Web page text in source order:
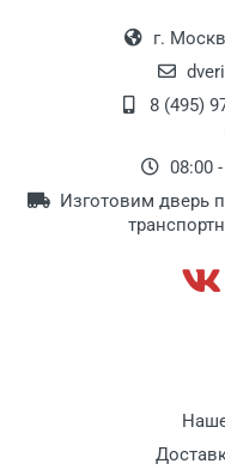
г.
8 (495)
08:00
Изготовим дверь